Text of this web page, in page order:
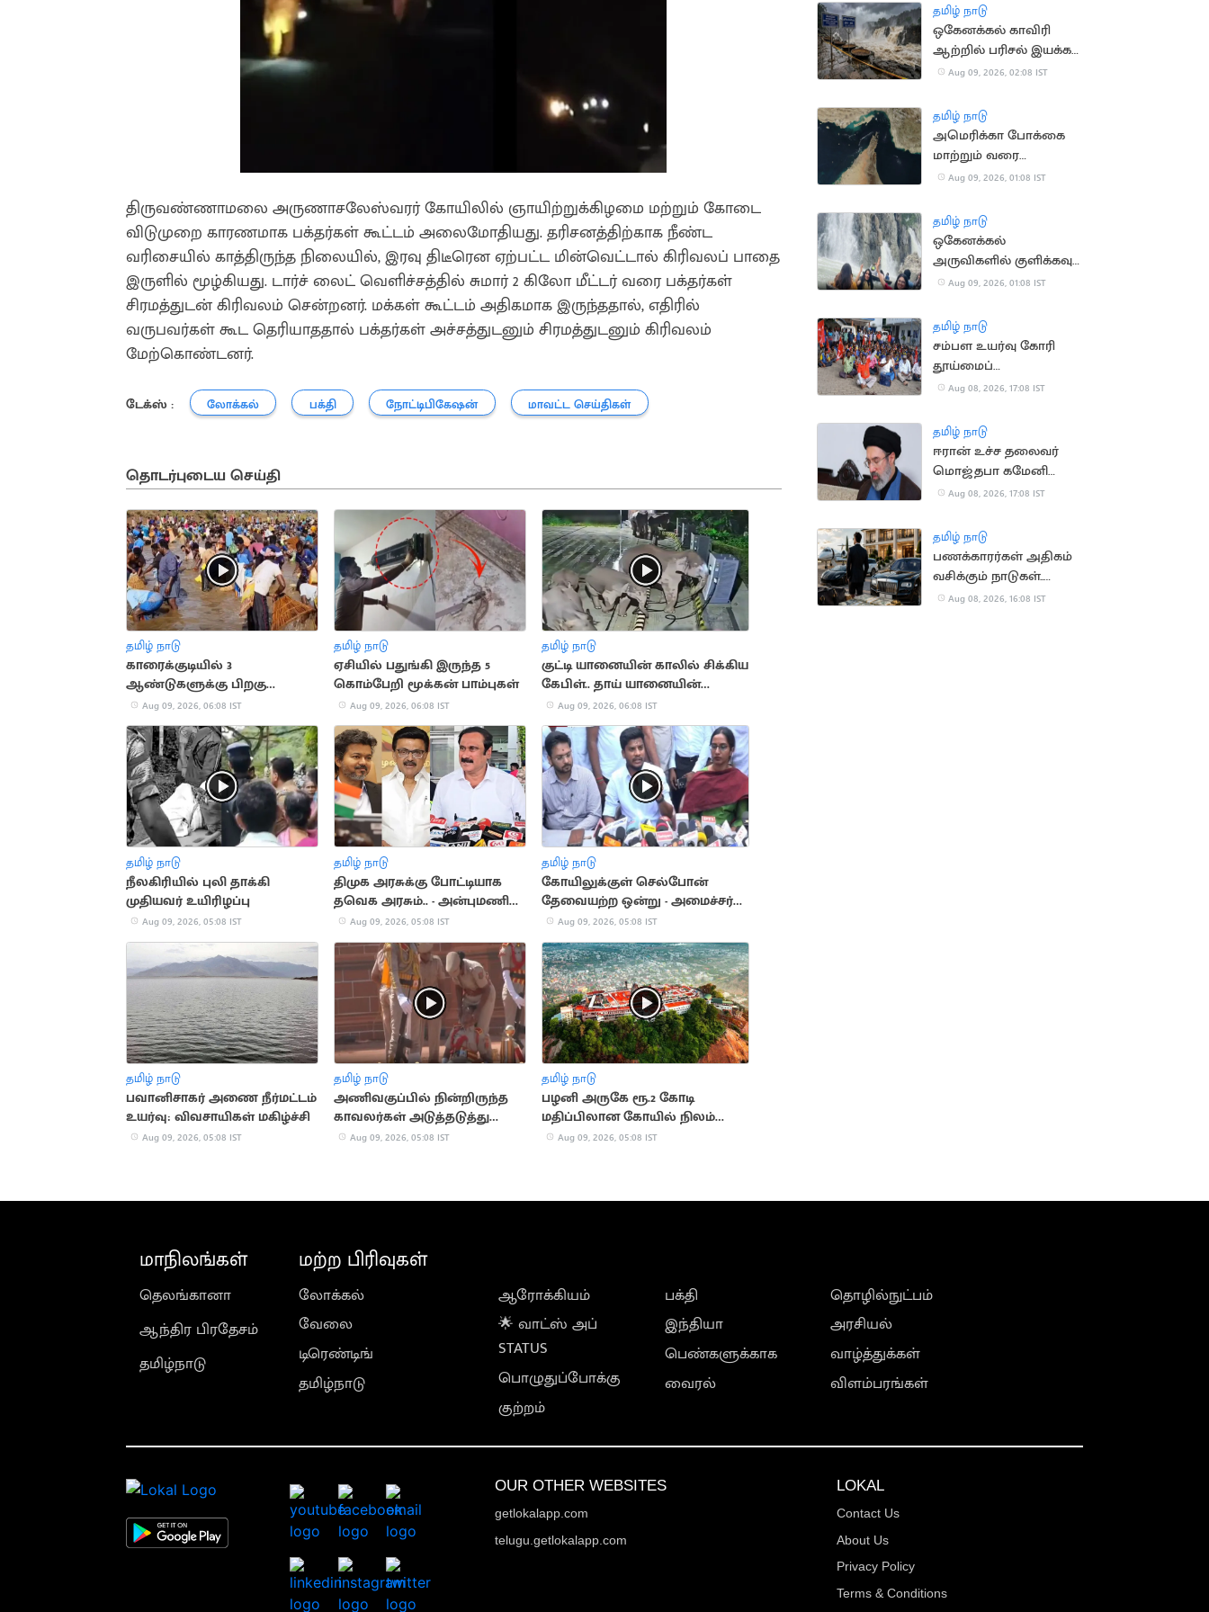
திருவண்ணாமலை அருணாசலேஸ்வரர் கோயிலில் ஞாயிற்றுக்கிழமை மற்றும் கோடை
விடுமுறை காரணமாக பக்தர்கள் கூட்டம் அலைமோதியது. தரிசனத்திற்காக நீண்ட
வரிசையில் காத்திருந்த நிலையில், இரவு திடீரென ஏற்பட்ட மின்வெட்டால் கிரிவலப் பாதை
இருளில் மூழ்கியது. டார்ச் லைட் வெளிச்சத்தில் சுமார் 2 கிலோ மீட்டர் வரை பக்தர்கள்
சிரமத்துடன் கிரிவலம் சென்றனர். மக்கள் கூட்டம் அதிகமாக இருந்ததால், எதிரில்
வருபவர்கள் கூட தெரியாததால் பக்தர்கள் அச்சத்துடனும் சிரமத்துடனும் கிரிவலம்
மேற்கொண்டனர்.
டேக்ஸ் : லோக்கல் பக்தி நோட்டிபிகேஷன் மாவட்ட செய்திகள்
தொடர்புடைய செய்தி
தமிழ் நாடு
காரைக்குடியில் 3
ஆண்டுகளுக்கு பிறகு
நடைபெற்ற பாரம்பரிய மீன்பிடி
திருவிழா
Aug 09, 2026, 06:08 IST
தமிழ் நாடு
ஏசியில் பதுங்கி இருந்த 5
கொம்பேறி மூக்கன் பாம்புகள்
Aug 09, 2026, 06:08 IST
தமிழ் நாடு
குட்டி யானையின் காலில் சிக்கிய
கேபிள்.. தாய் யானையின்
வைரல் வீடியோ
Aug 09, 2026, 06:08 IST
தமிழ் நாடு
நீலகிரியில் புலி தாக்கி
முதியவர் உயிரிழப்பு
Aug 09, 2026, 05:08 IST
தமிழ் நாடு
திமுக அரசுக்கு போட்டியாக
தவெக அரசும்.. - அன்புமணி
விமர்சனம்
Aug 09, 2026, 05:08 IST
தமிழ் நாடு
கோயிலுக்குள் செல்போன்
தேவையற்ற ஒன்று - அமைச்சர்
ரமேஷ்
Aug 09, 2026, 05:08 IST
தமிழ் நாடு
பவானிசாகர் அணை நீர்மட்டம்
உயர்வு: விவசாயிகள் மகிழ்ச்சி
Aug 09, 2026, 05:08 IST
தமிழ் நாடு
அணிவகுப்பில் நின்றிருந்த
காவலர்கள் அடுத்தடுத்து
மயங்கி விழுந்ததால் பரபரப்பு
Aug 09, 2026, 05:08 IST
தமிழ் நாடு
பழனி அருகே ரூ.2 கோடி
மதிப்பிலான கோயில் நிலம்
மோசடி
Aug 09, 2026, 05:08 IST
தமிழ் நாடு
ஒகேனக்கல் காவிரி
ஆற்றில் பரிசல் இயக்க
அனுமதி
Aug 09, 2026, 02:08 IST
தமிழ் நாடு
அமெரிக்கா போக்கை
மாற்றும் வரை
ஹார்முஸ் நீரிணை
Aug 09, 2026, 01:08 IST
தமிழ் நாடு
ஒகேனக்கல்
அருவிகளில் குளிக்கவும்
பரிசல் இயக்கவும்
Aug 09, 2026, 01:08 IST
தமிழ் நாடு
சம்பள உயர்வு கோரி
தூய்மைப்
பணியாளர்கள்
Aug 08, 2026, 17:08 IST
தமிழ் நாடு
ஈரான் உச்ச தலைவர்
மொஜ்தபா கமேனி
உயிர் ஊசல்?
Aug 08, 2026, 17:08 IST
தமிழ் நாடு
பணக்காரர்கள் அதிகம்
வசிக்கும் நாடுகள்..
முதலிடத்தை பிடித்த
Aug 08, 2026, 16:08 IST
மாநிலங்கள்
தெலங்கானா
ஆந்திர பிரதேசம்
தமிழ்நாடு
மற்ற பிரிவுகள்
லோக்கல்
வேலை
டிரெண்டிங்
தமிழ்நாடு
ஆரோக்கியம்
🌟 வாட்ஸ் அப்
STATUS
பொழுதுப்போக்கு
குற்றம்
பக்தி
இந்தியா
பெண்களுக்காக
வைரல்
தொழில்நுட்பம்
அரசியல்
வாழ்த்துக்கள்
விளம்பரங்கள்
OUR OTHER WEBSITES
getlokalapp.com
telugu.getlokalapp.com
LOKAL
Contact Us
About Us
Privacy Policy
Terms & Conditions